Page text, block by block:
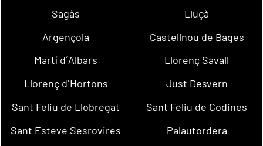
Sagàs
Lluçà
Argençola
Castellnou de Bages
Martí d´Albars
Llorenç Savall
Llorenç d´Hortons
Just Desvern
Sant Feliu de Llobregat
Sant Feliu de Codines
Sant Esteve Sesrovires
Palautordera